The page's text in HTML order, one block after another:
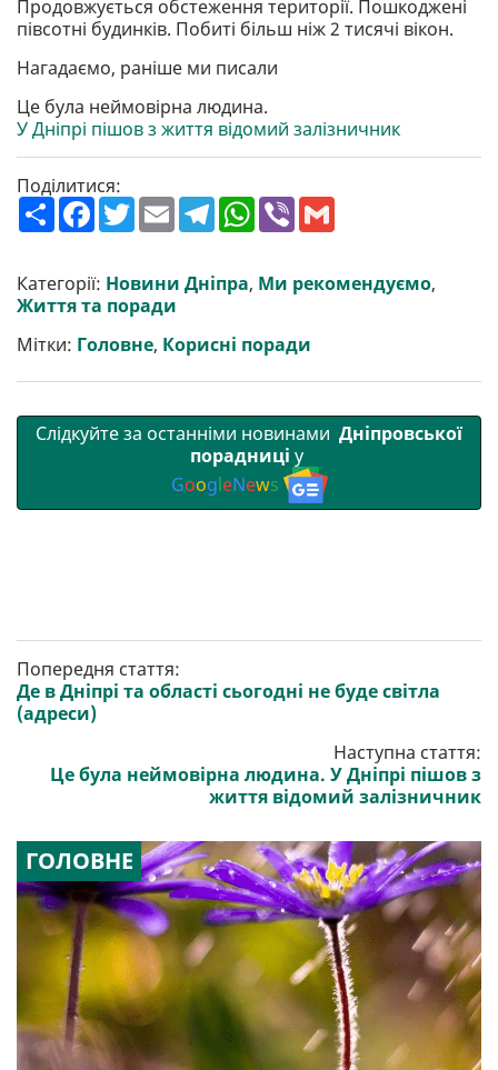
Продовжується обстеження території. Пошкоджені
півсотні будинків. Побиті більш ніж 2 тисячі вікон.
Нагадаємо, раніше ми писали
Це була неймовірна людина.
У Дніпрі пішов з життя відомий залізничник
Поділитися:
П
о
р
и
т
F
a
b
o
o
T
w
t
e
r
E
m
l
T
e
g
r
W
h
s
A
V
r l
Категорії: Новини Дніпра, Ми рекомендуємо,
Життя та поради
Мітки: Головне, Корисні поради
Слідкуйте за останніми новинами Дніпровської
порадниці у
GoogleNews
Попередня стаття:
Де в Дніпрі та області сьогодні не буде світла
(адреси)
Наступна стаття:
Це була неймовірна людина. У Дніпрі пішов з
життя відомий залізничник
ГОЛОВНЕ